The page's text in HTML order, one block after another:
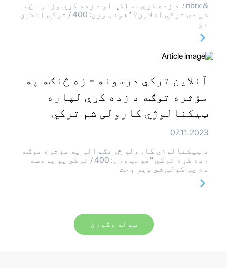
& nbrx؛ د زده کړې مسلکي او د زده کړې وزارت څه
شی دی ترکي آنلاین؟ "فونټ وزن: 400 / ترکي آنلاین
یو
آنلاین ترکي درسونه - زه څنګه په
مؤثره توګه د زده کړې لپاره
ټیکنالوژي کارولی شم ترکي
07.11.2023
د ټیکنالوژۍ کارولو څرنګوالی په مؤثره توګه
زده کړه ترکي "فونټ وزن: 400 / ترکي یو پروسه
ده چې کولی شي ډیر وخت
ټوله وګورئ